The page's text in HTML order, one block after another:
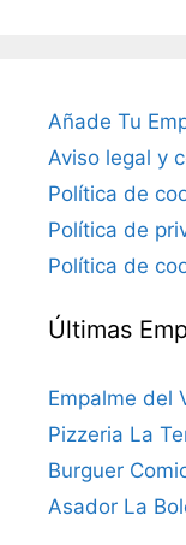
Añade Tu
Aviso legal y
Política de
Política de
Política de
Últimas
Empalme del
Pizzeria La
Burguer
Asador La